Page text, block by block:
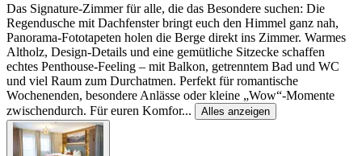
Das Signature-Zimmer für alle, die das Besondere suchen: Die
Regendusche mit Dachfenster bringt euch den Himmel ganz nah,
Panorama-Fototapeten holen die Berge direkt ins Zimmer. Warmes
Altholz, Design-Details und eine gemütliche Sitzecke schaffen
echtes Penthouse-Feeling – mit Balkon, getrenntem Bad und WC
und viel Raum zum Durchatmen. Perfekt für romantische
Wochenenden, besondere Anlässe oder kleine „Wow“-Momente
zwischendurch. Für euren Komfor... Alles anzeigen